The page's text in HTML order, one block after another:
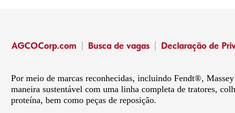
AGCOCorp.com Busca de vagas Declaração de
Por meio de marcas reconhecidas, incluindo Fendt®,
maneira sustentável com uma linha completa de tratores,
proteína, bem como peças de reposição.